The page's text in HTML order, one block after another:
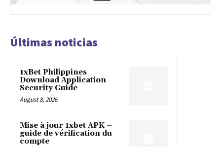
Últimas noticias
1xBet Philippines
Download Application
Security Guide
August 8, 2026
Mise à jour 1xbet APK –
guide de vérification du
compte